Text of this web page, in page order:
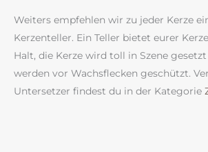
Weiters empfehlen wir zu jeder Kerze
Kerzenteller. Ein Teller bietet eurer
Halt, die Kerze wird toll in Szene
werden vor Wachsflecken geschützt.
Untersetzer findest du in der Kategorie